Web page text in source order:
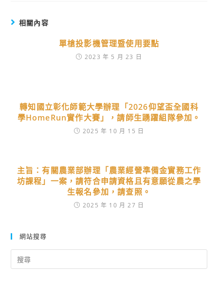
相關內容
單槍投影機管理暨使用要點
2023 年 5 月 23 日
轉知國立彰化師範大學辦理「2026仰望盃全國科
學HomeRun實作大賽」，請師生踴躍組隊參加。
2025 年 10 月 15 日
主旨：有關農業部辦理「農業經營準備金實務工作
坊課程」一案，請符合申請資格且有意願從農之學
生報名參加，請查照。
2025 年 10 月 27 日
網站搜尋
for: